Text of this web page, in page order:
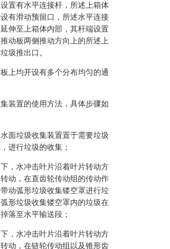
置有水平连接杆，所述上箱体
有滑动预留口，所述水平连接
伸至上箱体内部，其杆端设置
动板两侧推动方向上的所述上
圾推出口。
上均开设有多个分布均匀的通
装置的使用方法，具体步骤如
面垃圾收集装置置于需要垃圾
进行垃圾的收集；
，水冲击叶片沿着叶片转动方
动，在直齿轮传动组的传动作
动弧形垃圾收集镂空罩进行垃
形垃圾收集镂空罩内的垃圾在
落至水平输送段；
，水冲击叶片沿着叶片转动方
动，在链轮传动组以及锥形齿